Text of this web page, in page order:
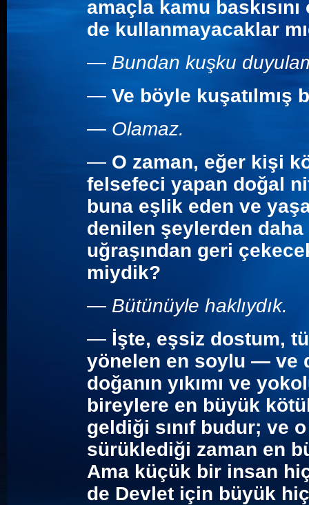
amaçla kamu
de kullanmayacaklar
— Bundan kuşku
— Ve böyle kuşatılmış
— Olamaz.
— O zaman, eğer kişi
felsefeci yapan doğal
buna eşlik eden ve
denilen şeylerden
uğraşından geri
miydik?
— Bütünüyle haklıydık.
— İşte, eşsiz dostum,
yönelen en soylu — ve
doğanın yıkımı ve
bireylere en büyük
geldiği sınıf budur; ve
sürüklediği zaman en
Ama küçük bir insan
de Devlet için büyük